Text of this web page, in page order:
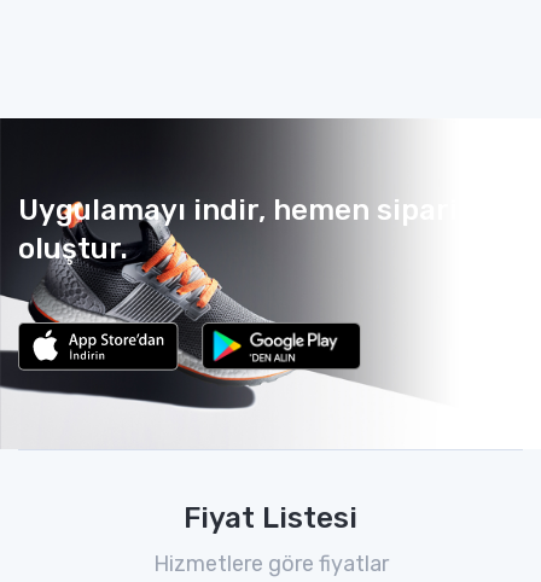
Uygulamayı indir, hemen sipariş
oluştur.
Fiyat Listesi
Hizmetlere göre fiyatlar